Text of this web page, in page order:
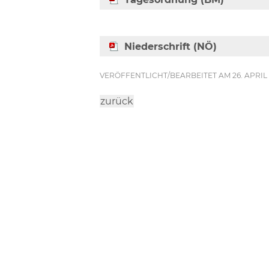
Niederschrift (NÖ)
VERÖFFENTLICHT/BEARBEITET AM 26.
zurück